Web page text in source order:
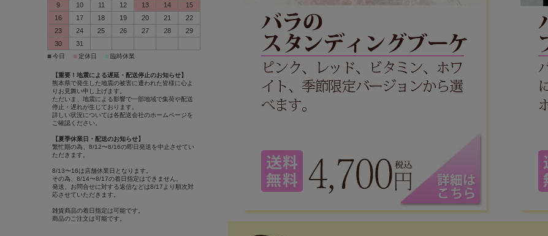
9
10 11 12 13 14
15
16
17 18 19 20 21
22
23
24 25 26 27 28
29
30
31
■今日 ■ 定休日 ■ 臨時休業
【重要！地震による遅延・配送停止のお知らせ】
熊本県で発生した地震の被害に遭われた皆様に心よ
りお見舞い申し上げます。
ただいま、地震による影響で一部地域で集荷や配送
停止・遅れ が生じております。
詳しい状況については各配送会社のホームページを
ご確認ください。
【夏季休業日・配送のお知らせ】
繁忙期の為、8/12〜8/16の即日発送を中止させてい
ただきます。
8/13〜16は店舗休業日となります。
その為、8/14〜8/17の着日指定はできません。
発送、お問合せに対する返信などは8/17より順次対
応させていただきます。
雑貨商品の着日指定は可能です。
商品のご注文は可能です。